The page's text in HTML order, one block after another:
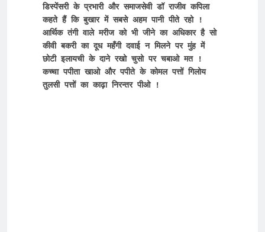
डिस्पेंसरी के प्रभारी और समाजसेवी डॉ राजीव कपिला
कहते हैं कि बुखार में सबसे अहम पानी पीते रहो !
आर्थिक तंगी वाले मरीज को भी जीने का अधिकार है सो
कीवी बकरी का दूध महँगी दवाई न मिलने पर मुंह में
छोटी इलायची के दाने रखो चुसो पर चबाओ मत !
कच्चा पपीता खाओ और पपीते के कोमल पत्तों गिलोय
तुलसी पत्तों का काढ़ा निरन्तर पीओ !